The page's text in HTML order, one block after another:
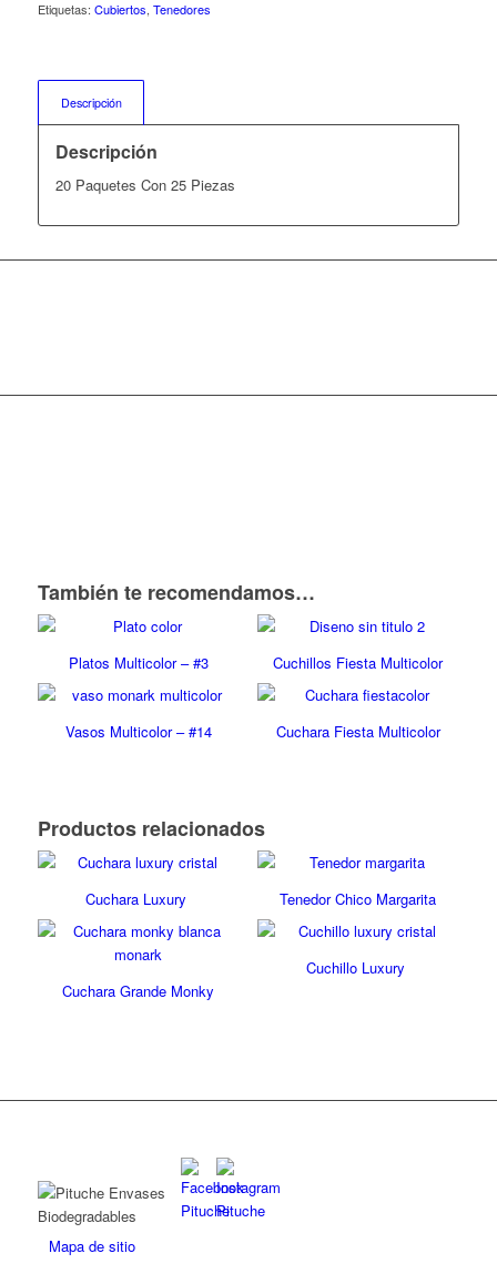
Etiquetas: Cubiertos, Tenedores
Descripción
Descripción
20 Paquetes Con 25 Piezas
También te recomendamos…
Platos Multicolor – #3 Cuchillos Fiesta Multicolor
Vasos Multicolor – #14 Cuchara Fiesta Multicolor
Productos relacionados
Cuchara Luxury Tenedor Chico Margarita
Cuchara Grande Monky
Cuchillo Luxury
Mapa de sitio